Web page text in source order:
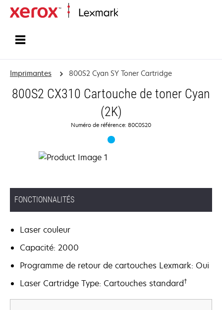
Imprimantes 800S2 Cyan SY Toner Cartridge
800S2 CX310 Cartouche de toner Cyan
(2K)
Numéro de référence: 80C0S20
FONCTIONNALITÉS
Laser couleur
Capacité: 2000
Programme de retour de cartouches Lexmark: Oui
Laser Cartridge Type: Cartouches standard†